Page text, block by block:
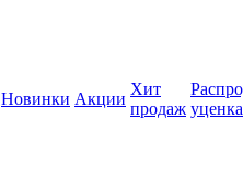
Новинки Акции
Хит
продаж уценка